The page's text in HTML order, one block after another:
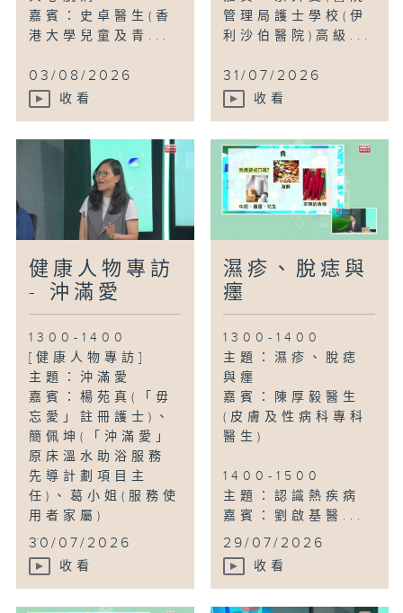
嘉賓：史卓醫生(香
港大學兒童及青...
03/08/2026
收看
管理局護士學校(伊
利沙伯醫院)高級...
31/07/2026
收看
健康人物專訪
- 沖滿愛
1300-1400
[健康人物專訪]
主題：沖滿愛
嘉賓：楊苑真(「毋
忘愛」註冊護士)、
簡佩坤(「沖滿愛」
原床溫水助浴服務
先導計劃項目主
任)、葛小姐(服務使
用者家屬)
...
30/07/2026
收看
濕疹、脫痣與
癦
1300-1400
主題：濕疹、脫痣
與癦
嘉賓：陳厚毅醫生
(皮膚及性病科專科
醫生)
1400-1500
主題：認識熱疾病
嘉賓：劉啟基醫...
29/07/2026
收看